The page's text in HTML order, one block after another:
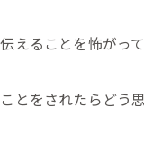
えることを怖がっ
とをされたらどう